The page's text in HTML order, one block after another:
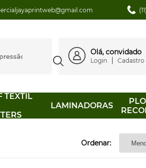
Olá, convidado
Login Cadastro
TEXTIL
LAMINADORAS
Ordenar: